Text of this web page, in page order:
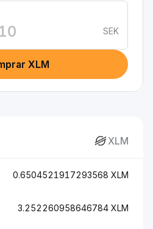
SEK
XLM
XLM
0.6504521917293568 XLM
3.252260958646784 XLM